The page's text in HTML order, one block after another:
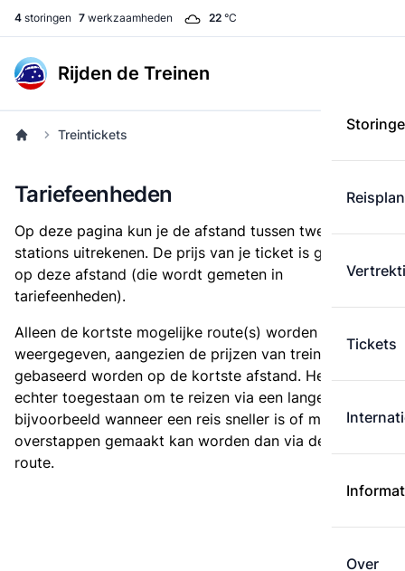
4 storingen 7 werkzaamheden 22 °C
Rijden de Treinen
Tickets
Over
Treintickets
Tariefeenheden
Op deze pagina kun je de afstand tussen twee
stations uitrekenen. De prijs van je ticket is gebaseerd
op deze afstand (die wordt gemeten in
tariefeenheden).
Alleen de kortste mogelijke route(s) worden
weergegeven, aangezien de prijzen van treintickets
gebaseerd worden op de kortste afstand. Het is
echter toegestaan om te reizen via een langere route,
bijvoorbeeld wanneer een reis sneller is of met minder
overstappen gemaakt kan worden dan via de kortste
route.